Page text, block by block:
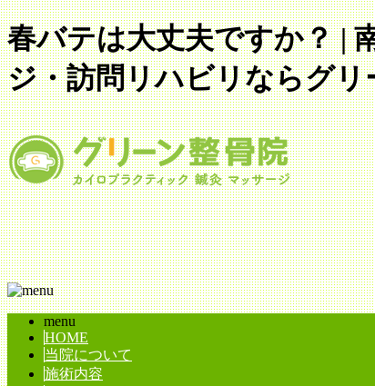
春バテは大丈夫ですか？ |
ジ・訪問リハビリならグ
menu
HOME
当院について
施術内容